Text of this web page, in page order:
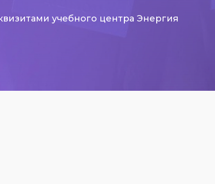
учебного центра Энергия